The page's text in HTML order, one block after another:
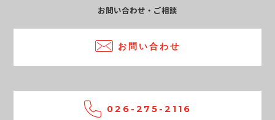
お問い合わせ・ご相談
お問い合わせ
026-275-2116